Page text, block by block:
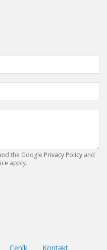
the Google Privacy Policy and
apply.
Ceník Kontakt